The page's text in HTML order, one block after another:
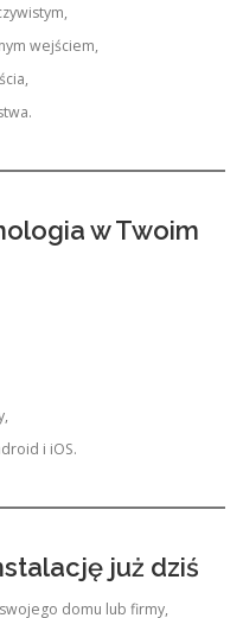
wejściem,
w Twoim
i iOS.
już dziś
domu lub firmy,